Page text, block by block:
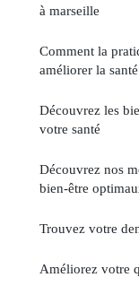
à marseille
Comment la
améliorer la
Découvrez les
votre santé
Découvrez nos
bien-être
Trouvez votre
Améliorez votre